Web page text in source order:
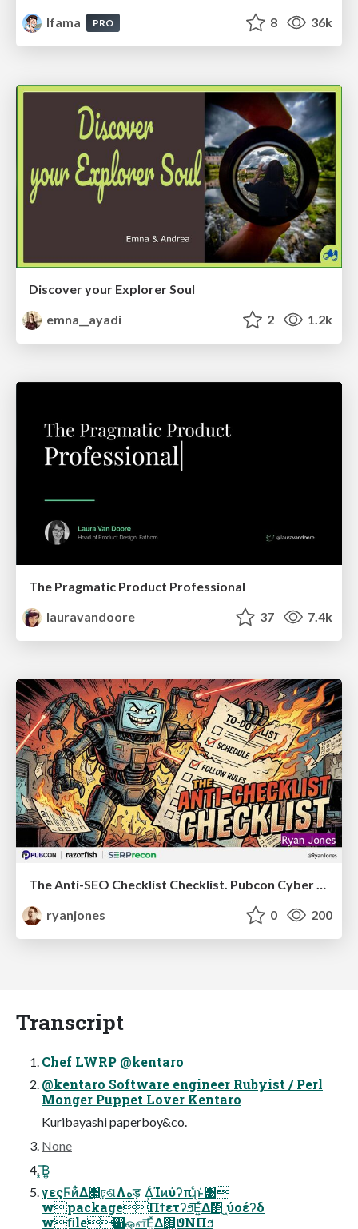
lfama
PRO 8 36k
Discover your Explorer Soul
emna__ayadi
2 1.2k
The Pragmatic Product Professional
lauravandoore
37 7.4k
ryanjones
0 200
Transcript
Chef LWRP @kentaro
@kentaro Software engineer Rubyist / Perl
Monger Puppet Lover Kentaro
Kuribayashi paperboy&co.
None
͓͞Β͍
γεςϜͷ͋Δ΂͖ঢ়ଶΛهड़ ͢ΔͨΊͷύʔπɻͨͱ͑͹
wpackageΠϯετʔϧ͞Ε͍ͯΔ΂ ͖ύοέʔδ
wﬁle഑ஔ͞Ε͍ͯΔ΂͖ϑΝΠϧ